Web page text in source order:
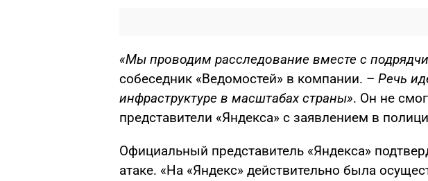
«Мы проводим расследование вместе с
собеседник «Ведомостей» в компании. – Речь
инфраструктуре в масштабах страны». Он не
представители «Яндекса» с заявлением в
Официальный представитель «Яндекса»
атаке. «На «Яндекс» действительно была